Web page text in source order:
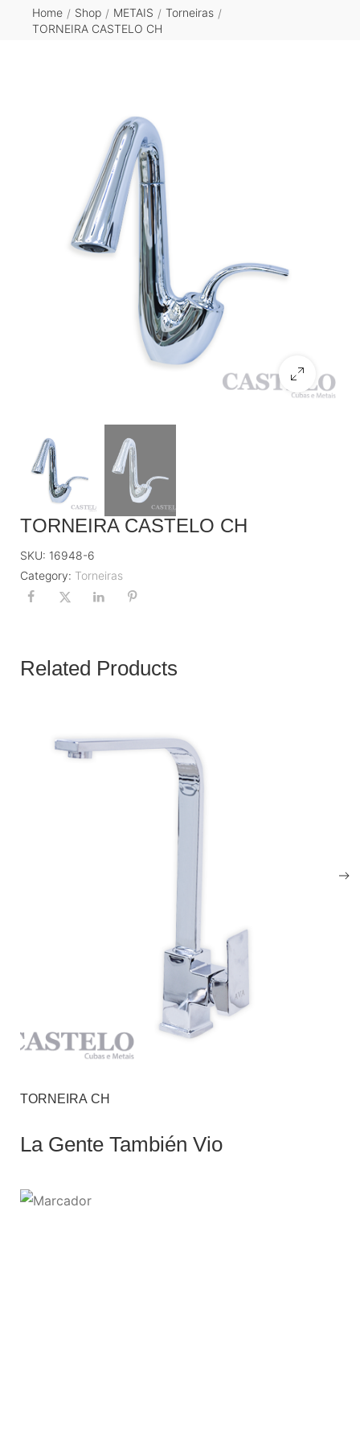
Home / Shop / METAIS / Torneiras /
TORNEIRA CASTELO CH
TORNEIRA CASTELO CH
SKU: 16948-6
Category: Torneiras
Related Products
TORNEIRA CH
La Gente También Vio